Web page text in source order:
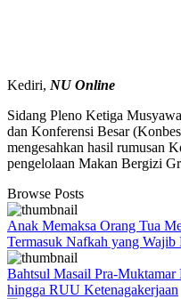
Kediri, NU Online
Sidang Pleno Ketiga
dan Konferensi Besar
mengesahkan hasil rumusan
pengelolaan Makan Bergizi
Browse Posts
Anak Memaksa Orang Tua
Termasuk Nafkah yang Wajib
Bahtsul Masail Pra-
hingga RUU Ketenagakerjaan